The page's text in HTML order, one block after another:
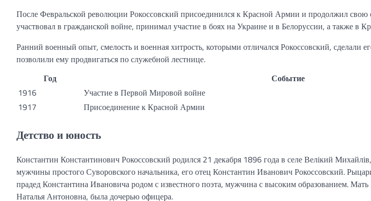
После Февральской революции Рокоссовский присоединился к Красной Армии и продолжил
участвовал в гражданской войне, принимал участие в боях на Украине и в Белоруссии, а также в
Ранний военный опыт, смелость и военная хитрость, которыми отличался Рокоссовский, сделали
позволили ему продвигаться по служебной лестнице.
Год
Событие
1916
Участие в Первой Мировой войне
1917
Присоединение к Красной Армии
Детство и юность
Константин Константинович Рокоссовский родился 21 декабря 1896 года в селе Велікий
мужчины простого Суворовского начальника, его отец Константин Иванович Рокоссовский.
прадед Константина Ивановича родом с известного поэта, мужчина с высоким образованием.
Наталья Антоновна, была дочерью офицера.